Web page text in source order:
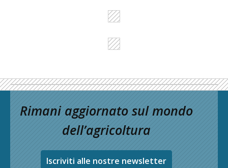
Rimani aggiornato sul mondo
dell’agricoltura
Iscriviti alle nostre newsletter